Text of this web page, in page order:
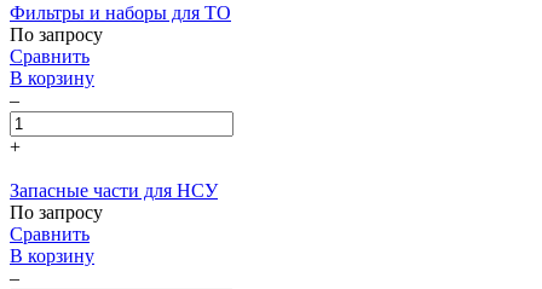
Фильтры и наборы для ТО
По запросу
Сравнить
В корзину
–
+
Запасные части для НСУ
По запросу
Сравнить
В корзину
–